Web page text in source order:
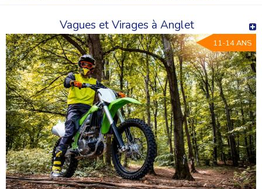
Vagues et Virages à Anglet
11-14 ANS